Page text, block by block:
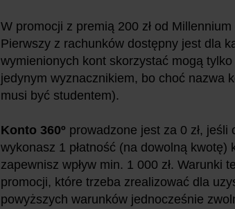
W promocji z premią 200 zł od
Pierwszy z rachunków dostępny jest dla
wymienionych kont skorzystać mogą
jedynym wyznacznikiem, bo choć nazwa
musi być studentem).
Konto 360º prowadzone jest za 0 zł, jeśli
wykonasz 1 płatność (na dowolną
zapewnisz wpływ min. 1 000 zł. Warunki
promocji, które trzeba zrealizować dla
powyższych warunków jednocześnie